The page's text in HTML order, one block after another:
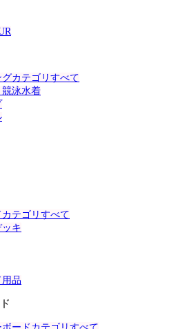
カテゴリすべて
泳水着
テゴリすべて
キ
品